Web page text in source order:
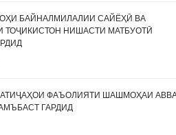
БАЙНАЛМИЛАЛИИ САЙЁҲӢ ВА
ТОҶИКИСТОН НИШАСТИ МАТБУОТӢ
ФАЪОЛИЯТИ ШАШМОҲАИ
ГАРДИД